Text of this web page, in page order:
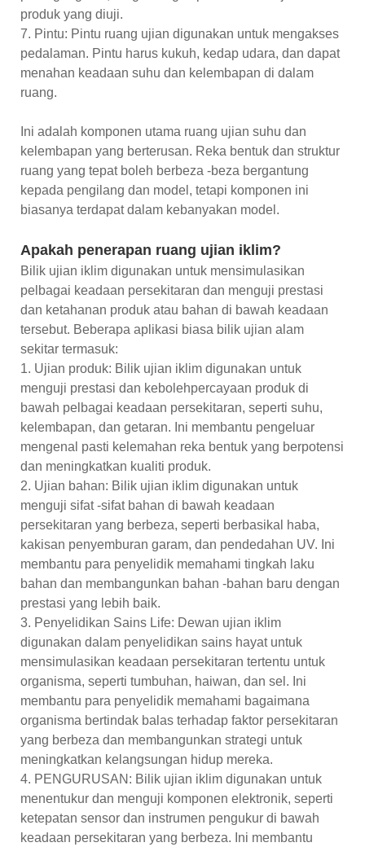
produk yang diuji.
7. Pintu: Pintu ruang ujian digunakan untuk mengakses
pedalaman. Pintu harus kukuh, kedap udara, dan dapat
menahan keadaan suhu dan kelembapan di dalam
ruang.
Ini adalah komponen utama ruang ujian suhu dan
kelembapan yang berterusan. Reka bentuk dan struktur
ruang yang tepat boleh berbeza -beza bergantung
kepada pengilang dan model, tetapi komponen ini
biasanya terdapat dalam kebanyakan model.
Apakah penerapan ruang ujian iklim?
Bilik ujian iklim digunakan untuk mensimulasikan
pelbagai keadaan persekitaran dan menguji prestasi
dan ketahanan produk atau bahan di bawah keadaan
tersebut. Beberapa aplikasi biasa bilik ujian alam
sekitar termasuk:
1. Ujian produk: Bilik ujian iklim digunakan untuk
menguji prestasi dan kebolehpercayaan produk di
bawah pelbagai keadaan persekitaran, seperti suhu,
kelembapan, dan getaran. Ini membantu pengeluar
mengenal pasti kelemahan reka bentuk yang berpotensi
dan meningkatkan kualiti produk.
2. Ujian bahan: Bilik ujian iklim digunakan untuk
menguji sifat -sifat bahan di bawah keadaan
persekitaran yang berbeza, seperti berbasikal haba,
kakisan penyemburan garam, dan pendedahan UV. Ini
membantu para penyelidik memahami tingkah laku
bahan dan membangunkan bahan -bahan baru dengan
prestasi yang lebih baik.
3. Penyelidikan Sains Life: Dewan ujian iklim
digunakan dalam penyelidikan sains hayat untuk
mensimulasikan keadaan persekitaran tertentu untuk
organisma, seperti tumbuhan, haiwan, dan sel. Ini
membantu para penyelidik memahami bagaimana
organisma bertindak balas terhadap faktor persekitaran
yang berbeza dan membangunkan strategi untuk
meningkatkan kelangsungan hidup mereka.
4. PENGURUSAN: Bilik ujian iklim digunakan untuk
menentukur dan menguji komponen elektronik, seperti
ketepatan sensor dan instrumen pengukur di bawah
keadaan persekitaran yang berbeza. Ini membantu